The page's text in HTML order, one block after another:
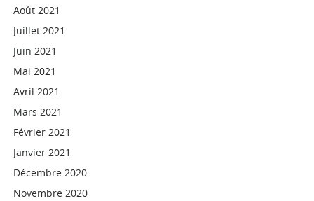
Août 2021
Juillet 2021
Juin 2021
Mai 2021
Avril 2021
Mars 2021
Février 2021
Janvier 2021
Décembre 2020
Novembre 2020